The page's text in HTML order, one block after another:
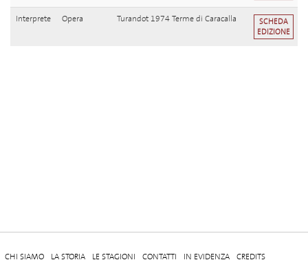
Interprete Opera Turandot 1974 Terme di Caracalla
SCHEDA
EDIZIONE
CHI SIAMO LA STORIA LE STAGIONI CONTATTI IN EVIDENZA CREDITS